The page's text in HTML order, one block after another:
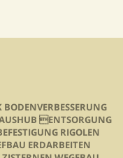
ENTSORGUNG
RIGOLEN
ERDARBEITEN